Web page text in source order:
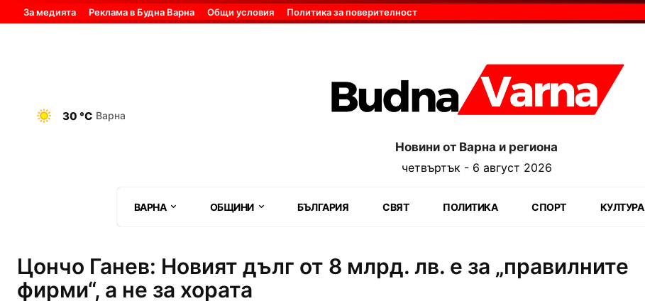
За медията Реклама в Будна Варна Общи условия Политика за поверителност
30 °C Варна
Новини от Варна и региона
четвъртък - 6 август 2026
ВАРНА ОБЩИНИ БЪЛГАРИЯ СВЯТ ПОЛИТИКА СПОРТ КУЛТУРА
Цончо Ганев: Новият дълг от 8 млрд. лв. е за „правилните
фирми“, а не за хората